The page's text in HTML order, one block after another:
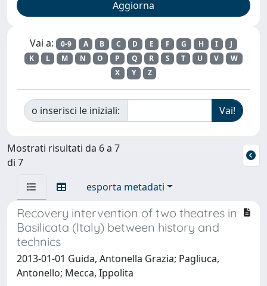
Vai a: 0-9 A B C D E F G H I
J
K
L M N O P Q R S T U V
W
X
Y Z
o inserisci le iniziali:
Mostrati risultati da 6 a 7
di 7
esporta metadati
Recovery intervention of two theatres in
Basilicata (Italy) between history and
technics
2013-01-01 Guida, Antonella Grazia; Pagliuca,
Antonello; Mecca, Ippolita